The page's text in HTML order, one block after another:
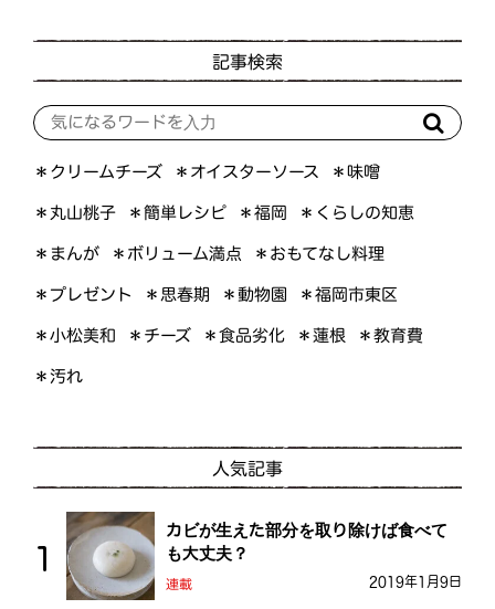
記事検索
＊クリームチーズ ＊オイスターソース ＊味噌
＊丸山桃子 ＊簡単レシピ ＊福岡 ＊くらしの知恵
＊まんが ＊ボリューム満点 ＊おもてなし料理
＊プレゼント ＊思春期 ＊動物園 ＊福岡市東区
＊小松美和 ＊チーズ ＊食品劣化 ＊蓮根 ＊教育費
＊汚れ
人気記事
カビが生えた部分を取り除けば食べて
も大丈夫？
連載 2019年1月9日